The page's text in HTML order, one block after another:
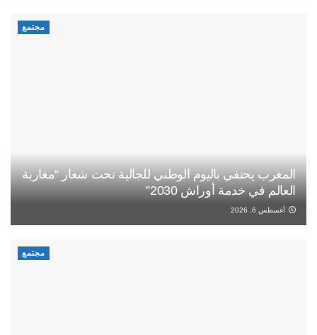
مجتمع
المغرب يحتفي باليوم الوطني للجالية تحت شعار “مغاربة
العالم في خدمة أوراش 2030”
أغسطس 6, 2026
مجتمع